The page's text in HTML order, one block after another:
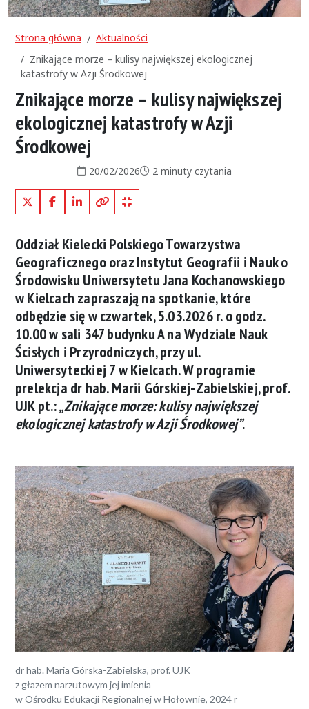
Strona główna
Aktualności
Znikające morze – kulisy największej ekologicznej
katastrofy w Azji Środkowej
Znikające morze – kulisy największej
ekologicznej katastrofy w Azji
Środkowej
Data publikacji:
20/02/2026Czas czytania:
2 minuty czytania
X (Twitter)FacebookLinkedInKopiuj pełny link
Kopiuj krótki link
Oddział Kielecki Polskiego Towarzystwa
Geograficznego oraz Instytut Geografii i Nauk o
Środowisku Uniwersytetu Jana Kochanowskiego
w Kielcach zapraszają na spotkanie, które
odbędzie się w czwartek, 5.03.2026 r. o godz.
10.00 w sali 347 budynku A na Wydziale Nauk
Ścisłych i Przyrodniczych, przy ul.
Uniwersyteckiej 7 w Kielcach. W programie
prelekcja dr hab. Marii Górskiej-Zabielskiej, prof.
UJK pt.: „Znikające morze: kulisy największej
ekologicznej katastrofy w Azji Środkowej”.
dr hab. Maria Górska-Zabielska, prof. UJK
z głazem narzutowym jej imienia
w Ośrodku Edukacji Regionalnej w Hołownie, 2024 r